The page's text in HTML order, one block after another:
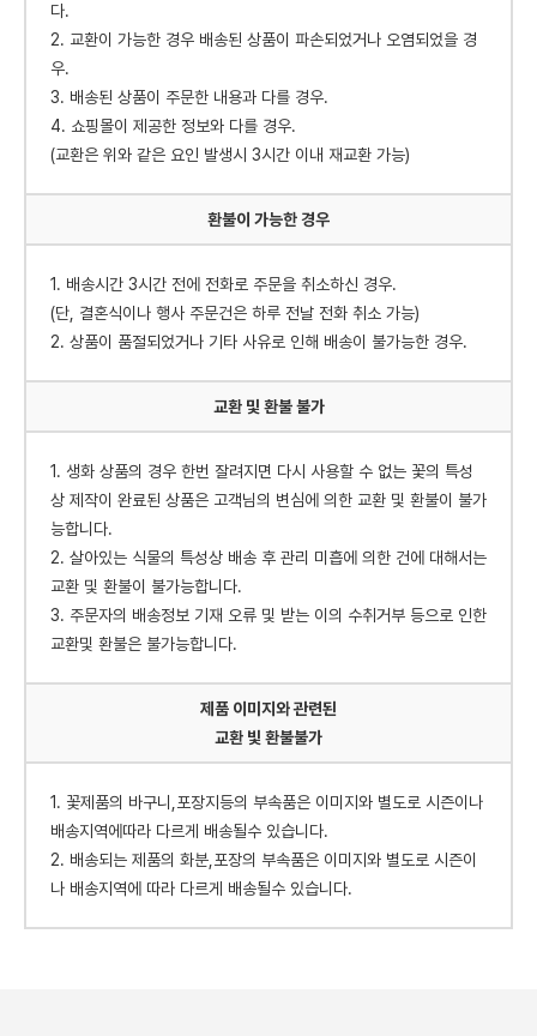
다.
2. 교환이 가능한 경우 배송된 상품이 파손되었거나 오염되었을 경
우.
3. 배송된 상품이 주문한 내용과 다를 경우.
4. 쇼핑몰이 제공한 정보와 다를 경우.
(교환은 위와 같은 요인 발생시 3시간 이내 재교환 가능)
환불이 가능한 경우
1. 배송시간 3시간 전에 전화로 주문을 취소하신 경우.
(단, 결혼식이나 행사 주문건은 하루 전날 전화 취소 가능)
2. 상품이 품절되었거나 기타 사유로 인해 배송이 불가능한 경우.
교환 및 환불 불가
1. 생화 상품의 경우 한번 잘려지면 다시 사용할 수 없는 꽃의 특성
상 제작이 완료된 상품은 고객님의 변심에 의한 교환 및 환불이 불가
능합니다.
2. 살아있는 식물의 특성상 배송 후 관리 미흡에 의한 건에 대해서는
교환 및 환불이 불가능합니다.
3. 주문자의 배송정보 기재 오류 및 받는 이의 수취거부 등으로 인한
교환및 환불은 불가능합니다.
제품 이미지와 관련된
교환 빛 환불불가
1. 꽃제품의 바구니,포장지등의 부속품은 이미지와 별도로 시즌이나
배송지역에따라 다르게 배송될수 있습니다.
2. 배송되는 제품의 화분,포장의 부속품은 이미지와 별도로 시즌이
나 배송지역에 따라 다르게 배송될수 있습니다.